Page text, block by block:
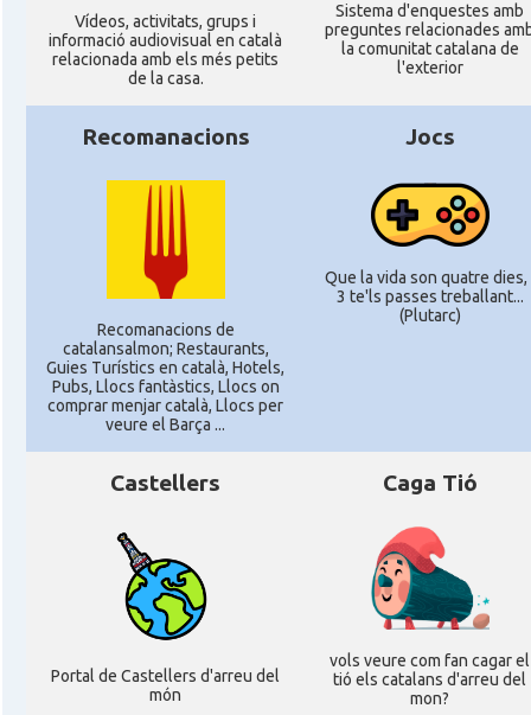
Ví­deos, activitats, grups i
informació audiovisual en català
relacionada amb els més petits
de la casa.
Sistema d'enquestes amb
preguntes relacionades
la comunitat catalana de
l'exterior
Recomanacions
Recomanacions de
catalansalmon; Restaurants,
Guies Turístics en català, Hotels,
Pubs, Llocs fantàstics, Llocs on
comprar menjar català, Llocs per
veure el Barça ...
Jocs
Que la vida son quatre dies,
3 te'ls passes treballant...
(Plutarc)
Castellers
Portal de Castellers d'arreu del
món
Caga Tió
vols veure com fan cagar el
tió els catalans d'arreu del
mon?